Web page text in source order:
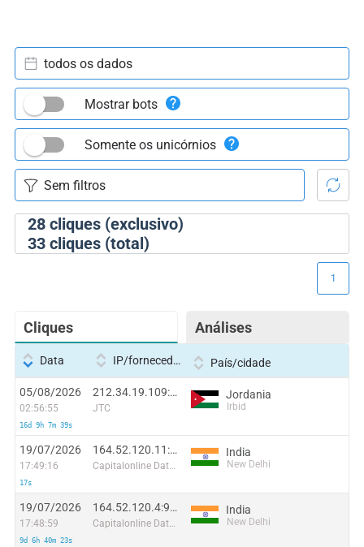
28cliques (exclusivo)
33cliques (total)
todos os dados
Mostrar bots
Somente os unicórnios
Cliques Análises
1
Data IP/fornecedor País/cidade
05/08/2026
02:56:55
16d 9h 7m 39s
212.34.19.109:56204
JTC
Jordania
Irbid
19/07/2026
17:49:16
17s
164.52.120.11:12313
Capitalonline Data Service (HK) Co
India
New Delhi
19/07/2026
17:48:59
9d 6h 40m 23s
164.52.120.4:9576
Capitalonline Data Service (HK) Co
India
New Delhi